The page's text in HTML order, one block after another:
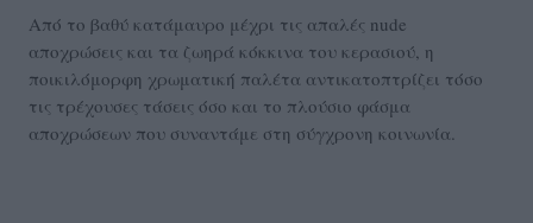
Από το βαθύ κατάμαυρο μέχρι τις απαλές nude
αποχρώσεις και τα ζωηρά κόκκινα του κερασιού, η
ποικιλόμορφη χρωματική παλέτα αντικατοπτρίζει τόσο
τις τρέχουσες τάσεις όσο και το πλούσιο φάσμα
αποχρώσεων που συναντάμε στη σύγχρονη κοινωνία.